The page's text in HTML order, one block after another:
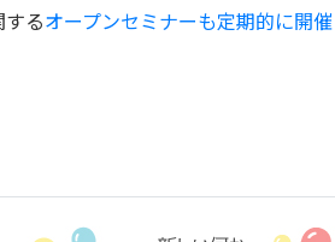
るオープンセミナーも定期的に開